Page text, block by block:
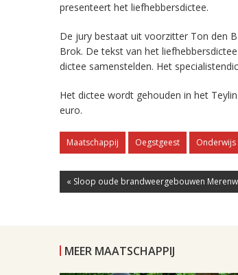
presenteert het liefhebbersdictee.
De jury bestaat uit voorzitter Ton den
Brok. De tekst van het
dictee samenstelden. Het
Het dictee wordt gehouden in het
euro.
Maatschappij Oegstgeest Onderwijs
« Sloop oude brandweergebouwen
MEER MAATSCHAPPIJ